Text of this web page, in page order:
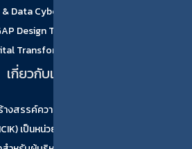
Data Cyber Security
Design Thinking
Transformation
เกี่ยวกับเรา
งสรรค์ความรู้ (Innovation and Creativity
เป็นหน่วยบริการ (Services Unit) ที่จัดตั้ง